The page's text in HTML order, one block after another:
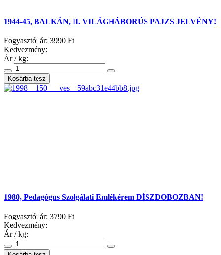
1944-45, BALKÁN, II. VILÁGHÁBORÚS PAJZS JELVÉNY!
Fogyasztói ár: 3990 Ft
Kedvezmény:
Ár / kg:
1980, Pedagógus Szolgálati Emlékérem DÍSZDOBOZBAN!
Fogyasztói ár: 3790 Ft
Kedvezmény:
Ár / kg: